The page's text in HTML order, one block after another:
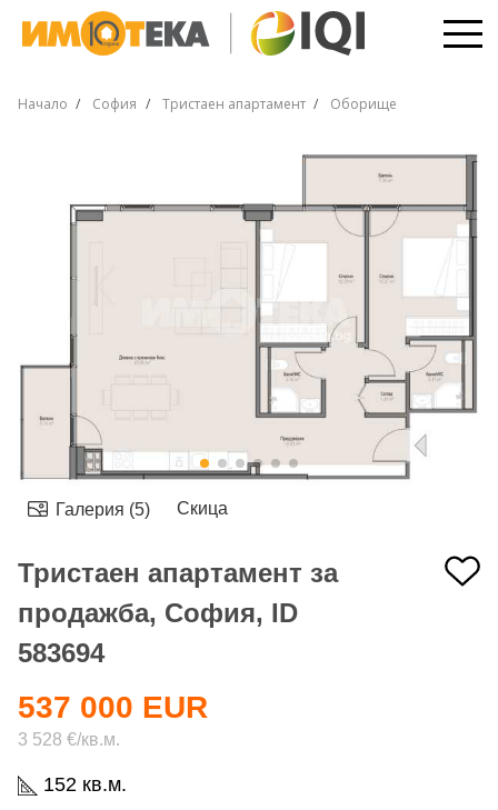
Начало София Тристаен апартамент Оборище
Галерия (5) Скица
Тристаен апартамент за
продажба, София, ID
583694
152 кв.м.
537 000 EUR
3 528 €/кв.м.